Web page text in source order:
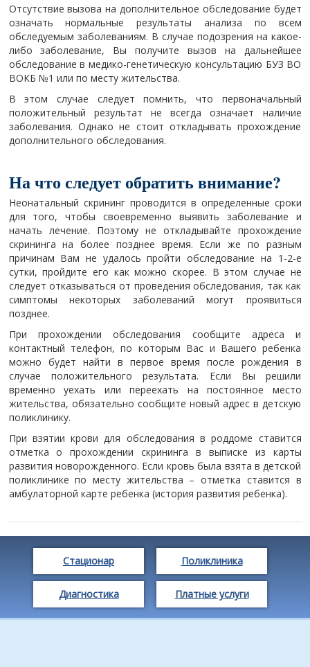
Отсутствие вызова на дополнительное обследование будет
означать нормальные результаты анализа по всем
обследуемым заболеваниям. В случае подозрения на какое-
либо заболевание, Вы получите вызов на дальнейшее
обследование в медико-генетическую консультацию БУЗ ВО
ВОКБ №1 или по месту жительства.
В этом случае следует помнить, что первоначальный
положительный результат не всегда означает наличие
заболевания. Однако не стоит откладывать прохождение
дополнительного обследования.
На что следует обратить внимание?
Неонатальный скрининг проводится в определенные сроки
для того, чтобы своевременно выявить заболевание и
начать лечение. Поэтому не откладывайте прохождение
скрининга на более позднее время. Если же по разным
причинам Вам не удалось пройти обследование на 1-2-е
сутки, пройдите его как можно скорее. В этом случае не
следует отказываться от проведения обследования, так как
симптомы некоторых заболеваний могут проявиться
позднее.
При прохождении обследования сообщите адреса и
контактный телефон, по которым Вас и Вашего ребенка
можно будет найти в первое время после рождения в
случае положительного результата. Если Вы решили
временно уехать или переехать на постоянное место
жительства, обязательно сообщите новый адрес в детскую
поликлинику.
При взятии крови для обследования в роддоме ставится
отметка о прохождении скрининга в выписке из карты
развития новорожденного. Если кровь была взята в детской
поликлинике по месту жительства – отметка ставится в
амбулаторной карте ребенка (история развития ребенка).
Стационар Поликлиника
Диагностика Платные услуги